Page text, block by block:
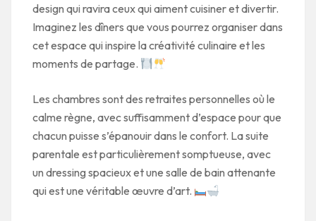
design qui ravira ceux qui aiment cuisiner et divertir.
Imaginez les dîners que vous pourrez organiser dans
cet espace qui inspire la créativité culinaire et les
moments de partage.
Les chambres sont des retraites personnelles où le
calme règne, avec suffisamment d’espace pour que
chacun puisse s’épanouir dans le confort. La suite
parentale est particulièrement somptueuse, avec
un dressing spacieux et une salle de bain attenante
qui est une véritable œuvre d’art.